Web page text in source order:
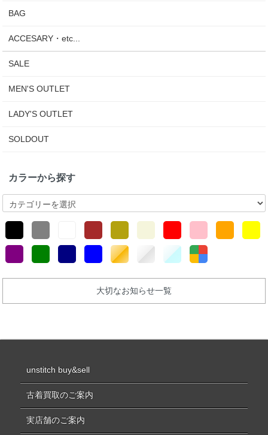
BAG
ACCESARY・etc...
SALE
MEN'S OUTLET
LADY'S OUTLET
SOLDOUT
カラーから探す
大切なお知らせ一覧
unstitch buy&sell
古着買取のご案内
実店舗のご案内